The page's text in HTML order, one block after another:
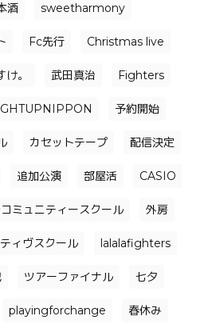
酒 sweetharmony
Fc先行 Christmas live
。 武田真治 Fighters
予約開始
カセットテープ 配信決定
追加公演 部屋活 CASIO
ミュニティースクール 外房
ィヴスクール lalalafighters
ツアーファイナル 七夕
playingforchange 春休み